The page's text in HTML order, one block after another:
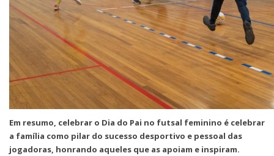
Em resumo, celebrar o Dia do Pai no futsal feminino é celebrar
a família como pilar do sucesso desportivo e pessoal das
jogadoras, honrando aqueles que as apoiam e inspiram.